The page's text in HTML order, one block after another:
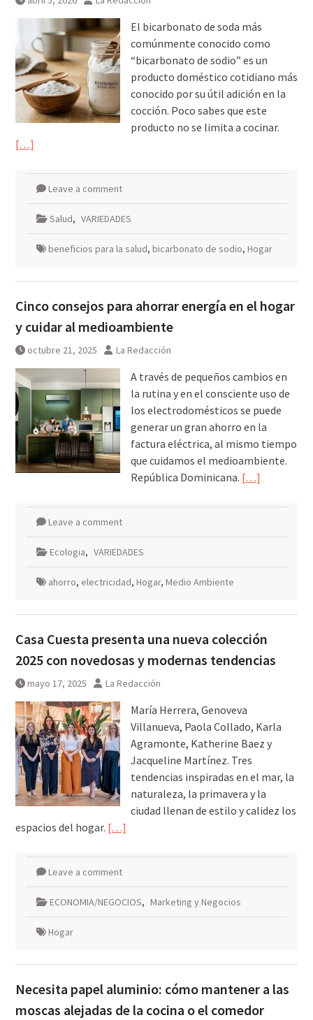
El bicarbonato de soda más
comúnmente conocido como
“bicarbonato de sodio” es un
producto doméstico cotidiano más
conocido por su útil adición en la
cocción. Poco sabes que este
producto no se limita a cocinar.
[…]
Leave a comment
Salud, VARIEDADES
beneficios para la salud, bicarbonato de sodio, Hogar
Cinco consejos para ahorrar energía en el hogar
y cuidar al medioambiente
octubre 21, 2025 La Redacción
A través de pequeños cambios en
la rutina y en el consciente uso de
los electrodomésticos se puede
generar un gran ahorro en la
factura eléctrica, al mismo tiempo
que cuidamos el medioambiente.
República Dominicana. […]
Leave a comment
Ecologia, VARIEDADES
ahorro, electricidad, Hogar, Medio Ambiente
Casa Cuesta presenta una nueva colección
2025 con novedosas y modernas tendencias
mayo 17, 2025 La Redacción
María Herrera, Genoveva
Villanueva, Paola Collado, Karla
Agramonte, Katherine Baez y
Jacqueline Martínez. Tres
tendencias inspiradas en el mar, la
naturaleza, la primavera y la
ciudad llenan de estilo y calidez los
espacios del hogar. […]
Leave a comment
ECONOMIA/NEGOCIOS, Marketing y Negocios
Hogar
Necesita papel aluminio: cómo mantener a las
moscas alejadas de la cocina o el comedor